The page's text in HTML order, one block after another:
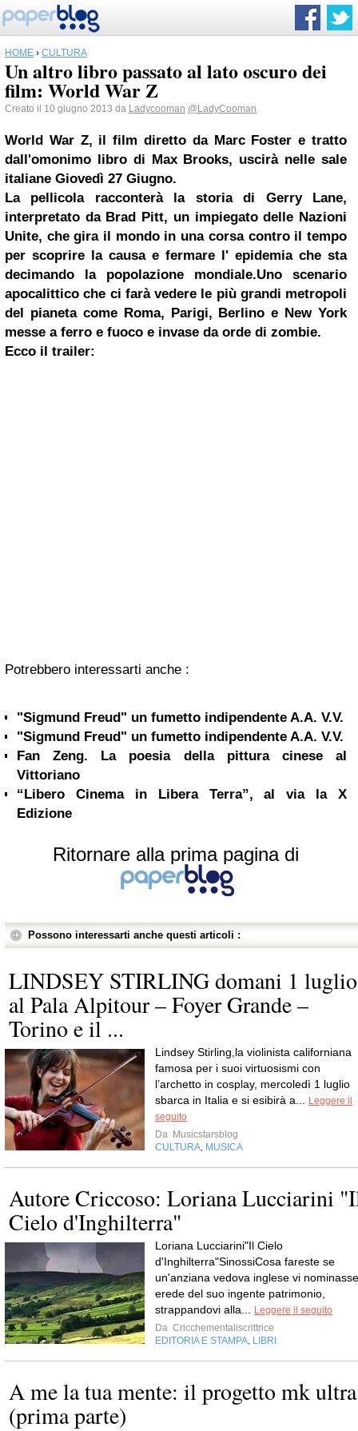
HOME › CULTURA
Un altro libro passato al lato oscuro dei
film: World War Z
Creato il 10 giugno 2013 da Ladycooman @LadyCooman
World War Z, il film diretto da Marc Foster e tratto
dall'omonimo libro di Max Brooks, uscirà nelle sale
italiane Giovedì 27 Giugno.
La pellicola racconterà la storia di Gerry Lane,
interpretato da Brad Pitt, un impiegato delle Nazioni
Unite, che gira il mondo in una corsa contro il tempo
per scoprire la causa e fermare l' epidemia che sta
decimando la popolazione mondiale.Uno scenario
apocalittico che ci farà vedere le più grandi metropoli
del pianeta come Roma, Parigi, Berlino e New York
messe a ferro e fuoco e invase da orde di zombie.
Ecco il trailer:
Potrebbero interessarti anche :
"Sigmund Freud" un fumetto indipendente A.A. V.V.
"Sigmund Freud" un fumetto indipendente A.A. V.V.
Fan Zeng. La poesia della pittura cinese al
Vittoriano
“Libero Cinema in Libera Terra”, al via la X
Edizione
Ritornare alla prima pagina di
Possono interessarti anche questi articoli :
LINDSEY STIRLING domani 1 luglio
al Pala Alpitour – Foyer Grande –
Torino e il ...
Lindsey Stirling,la violinista californiana
famosa per i suoi virtuosismi con
l’archetto in cosplay, mercoledì 1 luglio
sbarca in Italia e si esibirà a...
Leggere il
seguito
Da Musicstarsblog
CULTURA MUSICA
Autore Criccoso: Loriana Lucciarini
Cielo d'Inghilterra"
Loriana Lucciarini"Il Cielo
d'Inghilterra"SinossiCosa fareste se
un'anziana vedova inglese vi nominasse
erede del suo ingente patrimonio,
strappandovi alla...
Leggere il seguito
Da Cricchementaliscrittrice
EDITORIA E STAMPA LIBRI
A me la tua mente: il progetto mk ultra
(prima parte)